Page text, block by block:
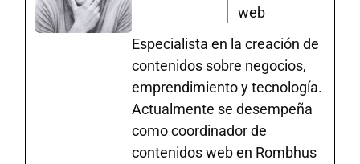
web
Especialista en la creación de
contenidos sobre negocios,
emprendimiento y tecnología.
Actualmente se desempeña
como coordinador de
contenidos web en Rombhus